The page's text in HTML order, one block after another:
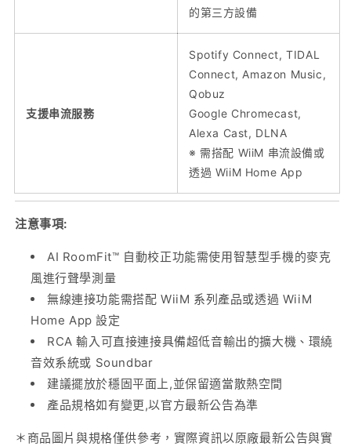
的第三方設備
支援串流服務
Spotify Connect, TIDAL
Connect, Amazon Music,
Qobuz
Google Chromecast,
Alexa Cast, DLNA
※ 需搭配 WiiM 串流設備或
透過 WiiM Home App
注意事項:
AI RoomFit™ 自動校正功能需使用智慧型手機的麥克
風進行聲學測量
無線連接功能需搭配 WiiM 系列產品或透過 WiiM
Home App 設定
RCA 輸入可直接連接具備超低音輸出的擴大機、環繞
音效系統或 Soundbar
建議擺放於穩固平面上,並保留適當散熱空間
產品規格如有變更,以官方最新公告為準
＊商品圖片與規格僅供參考，實際資訊以原廠最新公告與實